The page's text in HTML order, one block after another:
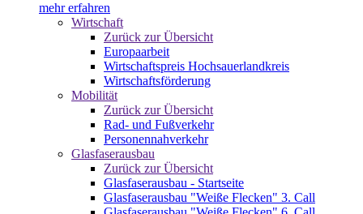
mehr erfahren
Wirtschaft
Zurück zur Übersicht
Europaarbeit
Wirtschaftspreis Hochsauerlandkreis
Wirtschaftsförderung
Mobilität
Zurück zur Übersicht
Rad- und Fußverkehr
Personennahverkehr
Glasfaserausbau
Zurück zur Übersicht
Glasfaserausbau - Startseite
Glasfaserausbau "Weiße Flecken" 3. Call